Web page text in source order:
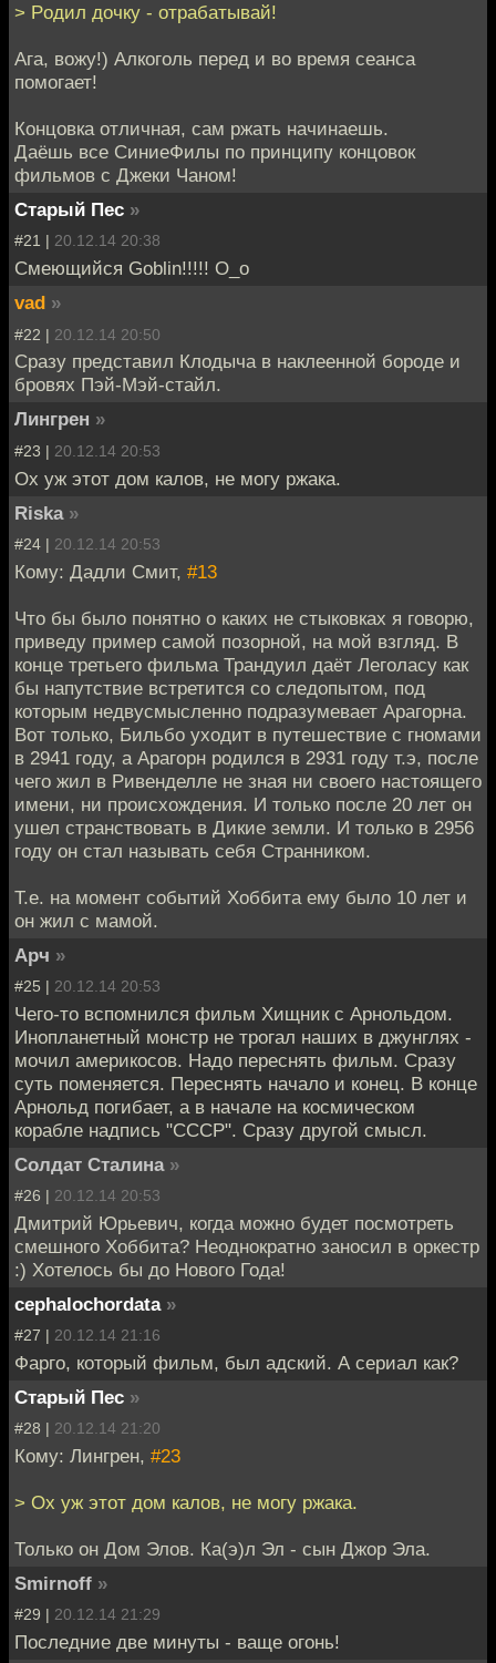
> Poдил дочку - отрабатывай!
Ага, вожу!) Алкоголь перед и во время сеанса
помогает!
Концовка отличная, сам ржать начинаешь.
Даёшь все СиниеФилы по принципу концовок
фильмов с Джеки Чаном!
Старый Пес »
#21 | 20.12.14 20:38
Смеющийся Goblin!!!!! О_о
vad »
#22 | 20.12.14 20:50
Сразу представил Клодыча в наклеенной бороде и
бровях Пэй-Мэй-стайл.
Лингрен »
#23 | 20.12.14 20:53
Ох уж этот дом калов, не могу ржака.
Riska »
#24 | 20.12.14 20:53
Кому: Дадли Смит, #13
Что бы было понятно о каких не стыковках я говорю,
приведу пример самой позорной, на мой взгляд. В
конце третьего фильма Трандуил даёт Леголасу как
бы напутствие встретится со следопытом, под
которым недвусмысленно подразумевает Арагорна.
Вот только, Бильбо уходит в путешествие с гномами
в 2941 году, а Арагорн родился в 2931 году т.э, после
чего жил в Ривенделле не зная ни своего настоящего
имени, ни происхождения. И только после 20 лет он
ушел странствовать в Дикие земли. И только в 2956
году он стал называть себя Странником.
Т.е. на момент событий Хоббита ему было 10 лет и
он жил с мамой.
Арч »
#25 | 20.12.14 20:53
Чего-то вспомнился фильм Хищник с Арнольдом.
Инопланетный монстр не трогал наших в джунглях -
мочил америкосов. Надо переснять фильм. Сразу
суть поменяется. Переснять начало и конец. В конце
Арнольд погибает, а в начале на космическом
корабле надпись "СССР". Сразу другой смысл.
Солдат Сталина »
#26 | 20.12.14 20:53
Дмитрий Юрьевич, когда можно будет посмотреть
смешного Хоббита? Неоднократно заносил в оркестр
:) Хотелось бы до Нового Года!
cephalochordata »
#27 | 20.12.14 21:16
Фарго, который фильм, был адский. А сериал как?
Старый Пес »
#28 | 20.12.14 21:20
Кому: Лингрен, #23
> Ох уж этот дом калов, не могу ржака.
Только он Дом Элов. Ка(э)л Эл - сын Джор Эла.
Smirnoff »
#29 | 20.12.14 21:29
Последние две минуты - ваще огонь!